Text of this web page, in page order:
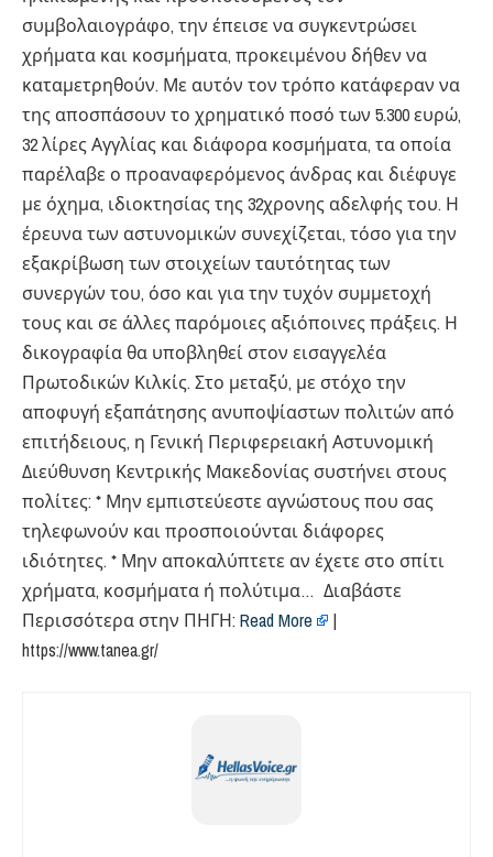
συμβολαιογράφο, την έπεισε να συγκεντρώσει
χρήματα και κοσμήματα, προκειμένου δήθεν να
καταμετρηθούν. Με αυτόν τον τρόπο κατάφεραν να
της αποσπάσουν το χρηματικό ποσό των 5.300 ευρώ,
32 λίρες Αγγλίας και διάφορα κοσμήματα, τα οποία
παρέλαβε ο προαναφερόμενος άνδρας και διέφυγε
με όχημα, ιδιοκτησίας της 32χρονης αδελφής του. Η
έρευνα των αστυνομικών συνεχίζεται, τόσο για την
εξακρίβωση των στοιχείων ταυτότητας των
συνεργών του, όσο και για την τυχόν συμμετοχή
τους και σε άλλες παρόμοιες αξιόποινες πράξεις. Η
δικογραφία θα υποβληθεί στον εισαγγελέα
Πρωτοδικών Κιλκίς. Στο μεταξύ, με στόχο την
αποφυγή εξαπάτησης ανυποψίαστων πολιτών από
επιτήδειους, η Γενική Περιφερειακή Αστυνομική
Διεύθυνση Κεντρικής Μακεδονίας συστήνει στους
πολίτες: * Μην εμπιστεύεστε αγνώστους που σας
τηλεφωνούν και προσποιούνται διάφορες
ιδιότητες. * Μην αποκαλύπτετε αν έχετε στο σπίτι
χρήματα, κοσμήματα ή πολύτιμα… Διαβάστε
Περισσότερα στην ΠΗΓΗ: Read More
|
https://www.tanea.gr/